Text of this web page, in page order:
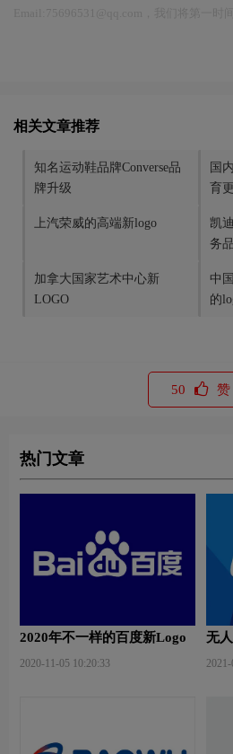
相关文章推荐
知名运动鞋品牌Converse品
牌升级
国
育
上汽荣威的高端新logo
凯
务
加拿大国家艺术中心新
LOGO
中
的
50 赞
热门文章
2020年不一样的百度新Logo
2020-11-05 10:20:33
无